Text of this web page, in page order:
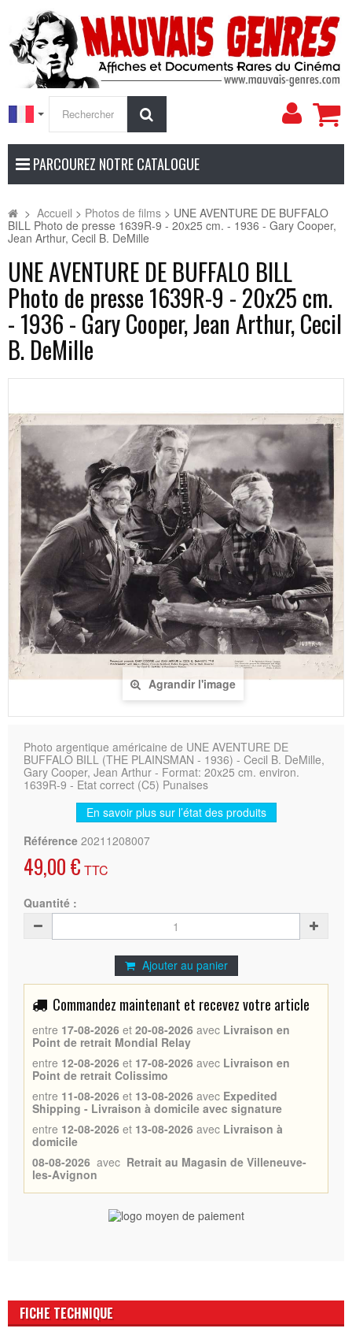
Mon
PARCOUREZ NOTRE CATALOGUE
> Accueil > Photos de films > UNE AVENTURE DE BUFFALO
BILL Photo de presse 1639R-9 - 20x25 cm. - 1936 - Gary Cooper,
Jean Arthur, Cecil B. DeMille
UNE AVENTURE DE BUFFALO BILL
Photo de presse 1639R-9 - 20x25 cm.
- 1936 - Gary Cooper, Jean Arthur, Cecil
B. DeMille
Agrandir l'image
Photo argentique américaine de UNE AVENTURE DE
BUFFALO BILL (THE PLAINSMAN - 1936) - Cecil B. DeMille,
Gary Cooper, Jean Arthur - Format: 20x25 cm. environ.
1639R-9 - Etat correct (C5) Punaises
En savoir plus sur l’état des produits
Référence 20211208007
49,00 € TTC
Quantité :
Ajouter au panier
Commandez maintenant et recevez votre article
entre 17-08-2026 et 20-08-2026 avec Livraison en
Point de retrait Mondial Relay
entre 12-08-2026 et 17-08-2026 avec Livraison en
Point de retrait Colissimo
entre 11-08-2026 et 13-08-2026 avec Expedited
Shipping - Livraison à domicile avec signature
entre 12-08-2026 et 13-08-2026 avec Livraison à
domicile
08-08-2026 avec Retrait au Magasin de Villeneuve-
les-Avignon
FICHE TECHNIQUE